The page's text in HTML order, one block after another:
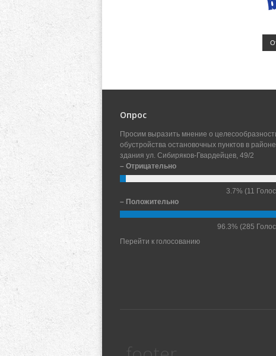
Опрос
Просим выразить мнение о
обустройства остановочных пунктов в районе
здания ул. Сибиряков-Гвардейцев, 49/2
– Отрицательно
3.7% (11
– Положительно
96.3% (285
Перейти к голосованию